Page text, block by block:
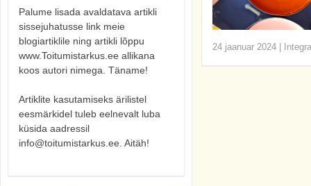
24 jaanuar 2024
Palume lisada avaldatava artikli
sissejuhatusse link meie
blogiartiklile ning artikli lõppu
www.Toitumistarkus.ee allikana
koos autori nimega. Täname!
Artiklite kasutamiseks ärilistel
eesmärkidel tuleb eelnevalt luba
küsida aadressil
info@toitumistarkus.ee. Aitäh!